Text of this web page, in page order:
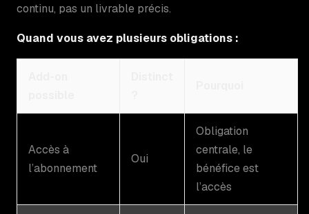
continu, pas un livrable précis.
Quand vous avez plusieurs obligations :
Accès à
l’abonnement
Oui
Obligation
centrale, le
bénéfice est
l’accès